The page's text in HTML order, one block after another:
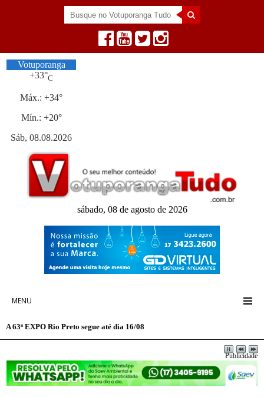
Votuporanga
+33°C
Máx.:+34°
Mín.: +20°
Sáb, 08.08.2026
sábado, 08 de agosto de 2026
MENU
A 63ª EXPO Rio Preto segue até dia 16/08
Publicidade